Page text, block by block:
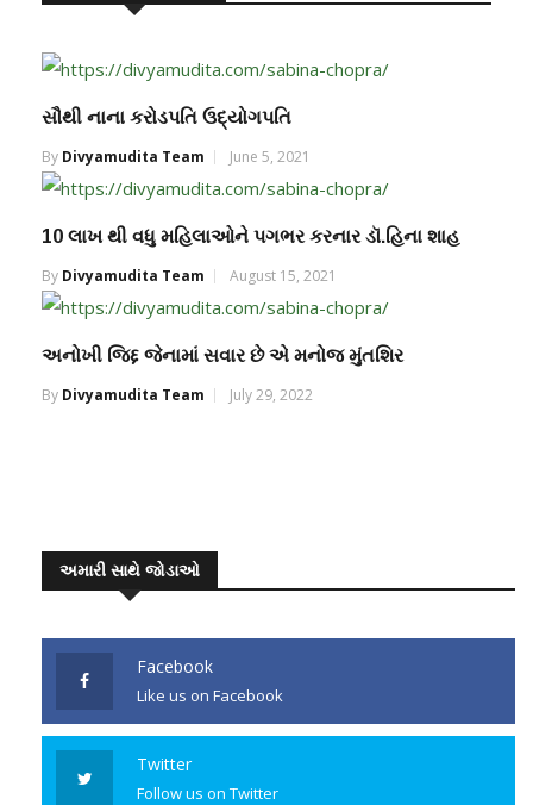
સૌથી નાના કરોડપતિ ઉદ્યોગપતિ
By Divyamudita Team June 5, 2021
10 લાખ થી વધુ મહિલાઓને પગભર કરનાર ડૉ.હિના શાહ
By Divyamudita Team August 15, 2021
અનોખી જિદ્દ જેનામાં સવાર છે એ મનોજ મુંતશિર
By Divyamudita Team July 29, 2022
અમારી સાથે જોડાઓ
Facebook
Like us on Facebook
Twitter
Follow us on Twitter